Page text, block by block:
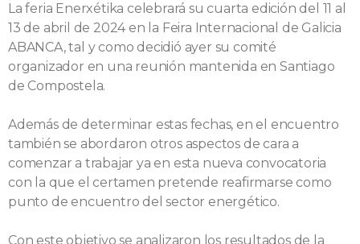
La feria Enerxétika celebrará su cuarta edición del 11 al
13 de abril de 2024 en la Feira Internacional de Galicia
ABANCA, tal y como decidió ayer su comité
organizador en una reunión mantenida en Santiago
de Compostela.
Además de determinar estas fechas, en el encuentro
también se abordaron otros aspectos de cara a
comenzar a trabajar ya en esta nueva convocatoria
con la que el certamen pretende reafirmarse como
punto de encuentro del sector energético.
Con este objetivo se analizaron los resultados de la